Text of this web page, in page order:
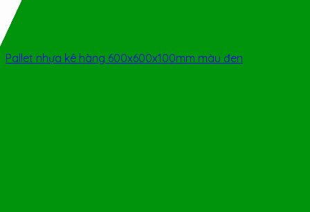
Pallet nhựa kê hàng 600x600x100mm màu đen